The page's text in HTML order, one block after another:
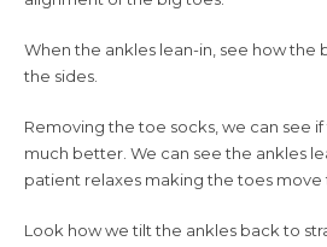
When the ankles lean-in, see how the
the sides.
Removing the toe socks, we can see
much better. We can see the ankles
patient relaxes making the toes move
Look how we tilt the ankles back to